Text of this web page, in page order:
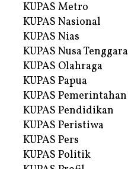
KUPAS Metro
KUPAS Nasional
KUPAS Nias
KUPAS Nusa Tenggara
KUPAS Olahraga
KUPAS Papua
KUPAS Pemerintahan
KUPAS Pendidikan
KUPAS Peristiwa
KUPAS Pers
KUPAS Politik